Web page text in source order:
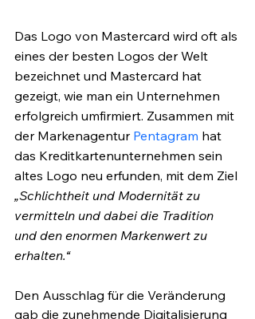
Das Logo von Mastercard wird oft als
eines der besten Logos der Welt
bezeichnet und Mastercard hat
gezeigt, wie man ein Unternehmen
erfolgreich umfirmiert. Zusammen mit
der Markenagentur Pentagram hat
das Kreditkartenunternehmen sein
altes Logo neu erfunden, mit dem Ziel
„Schlichtheit und Modernität zu
vermitteln und dabei die Tradition
und den enormen Markenwert zu
erhalten.“
Den Ausschlag für die Veränderung
gab die zunehmende Digitalisierung